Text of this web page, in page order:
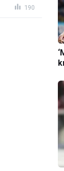
190